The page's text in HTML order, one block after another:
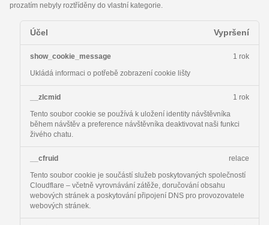
prozatím nebyly roztříděny do vlastní kategorie.
Účel Vypršení
show_cookie_message
Ukládá informaci o potřebě zobrazení cookie lišty
1 rok
__zlcmid
Tento soubor cookie se používá k uložení identity návštěvníka
během návštěv a preference návštěvníka deaktivovat naši funkci
živého chatu.
1 rok
__cfruid
Tento soubor cookie je součástí služeb poskytovaných společností
Cloudflare – včetně vyrovnávání zátěže, doručování obsahu
webových stránek a poskytování připojení DNS pro provozovatele
webových stránek.
relace